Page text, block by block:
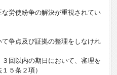
労使紛争の解決が重視されてい
て争点及び証拠の整理をしなけれ
３回以内の期日において、審理を
５条２項）